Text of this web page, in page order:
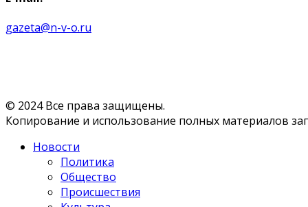
gazeta@n-v-o.ru
© 2024 Все права защищены.
Копирование и использование полных материалов
Новости
Политика
Общество
Происшествия